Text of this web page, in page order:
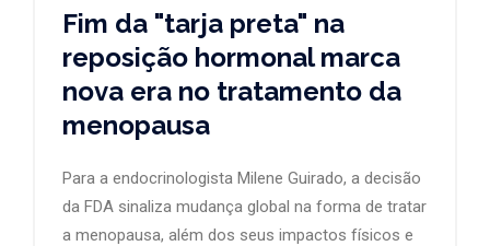
Fim da "tarja preta" na
reposição hormonal marca
nova era no tratamento da
menopausa
Para a endocrinologista Milene Guirado, a decisão
da FDA sinaliza mudança global na forma de tratar
a menopausa, além dos seus impactos físicos e